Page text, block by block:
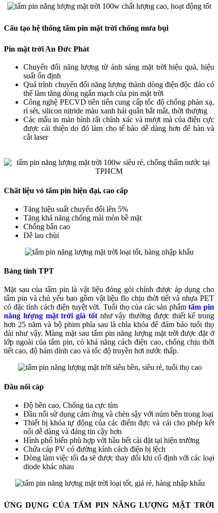
Cấu tạo hệ thống tấm pin mặt trời chống mưa bụi
Pin mặt trời An Đức Phát
Chuyển đổi năng lượng từ ánh sáng mặt trời hiệu quả, hiệu
suất ổn định
Quá trình chuyển đổi năng lượng thành dòng điện độc đáo có
thể làm tăng dòng ngắn mạch của pin mặt trời
Công nghệ PECVD tiên tiến cung cấp tốc độ chống phản xạ,
rỉ sét, silicon nitride màu xanh hải quân bắt mắt, thời thượng
Các mẫu in màn hình rất chính xác và mượt mà của điện cực
được cải thiện do đó làm cho tế bào dễ dàng hơn để hàn và
cắt laser
Chất liệu vỏ tấm pin hiện đại, cao cấp
Tăng hiệu suất chuyển đổi lên 5%
Tăng khả năng chống mài mòn bề mặt
Chống bẩn cao
Dễ lau chùi
Bảng tính TPT
Mặt sau của tấm pin là vật liệu đóng gói chính được áp dụng cho
tấm pin và chủ yếu bao gồm vật liệu flo chịu thời tiết và nhựa PET
có đặc tính cách điện tuyệt vời. Tuổi thọ của các sản phẩmtấm pin
năng lượng mặt trời giá tốtnhư vậy thường được thiết kế trong
hơn 25 năm và bộ phim phía sau là chìa khóa để đảm bảo tuổi thọ
dài như vậy. Màng mặt sau tấm pin năng lượng mặt trời được đặt ở
lớp ngoài của tấm pin, có khả năng cách điện cao, chống chịu thời
tiết cao, độ bám dính cao và tốc độ truyền hơi nước thấp.
Đầu nối cáp
Độ bền cao, Chống tia cực tím
Đầu nối sử dụng cảm ứng và chèn sậy với núm bên trong loại
Thiết bị khóa tự động của các điểm đực và cái cho phép kết
nối dễ dàng và đáng tin cậy hơn
Hình phổ biến phù hợp với hầu hết cài đặt tại hiện trường
Chứa cáp PV có đường kính cách điện bị lệch
Dòng làm việc tối đa sẽ được thay đổi khi cố định với các loại
diode khác nhau
ỨNG DỤNG CỦA TẤM PIN NĂNG LƯỢNG MẶT TRỜI